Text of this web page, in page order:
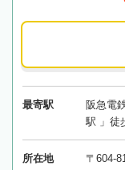
最寄駅
阪急電
駅 」徒
所在地
〒604-